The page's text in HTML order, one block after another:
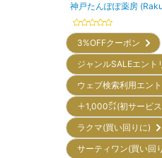
神戸たんぽぽ薬房
3%OFFクーポン
ジャンルSALEエン
ウェブ検索利用エン
＋1,000㌽(初サービ
ラクマ(買い回りに)
サーティワン(買い